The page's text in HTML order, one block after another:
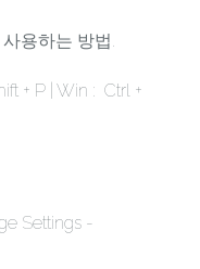
용하는 방법.
+ P | Win : Ctrl +
Settings -